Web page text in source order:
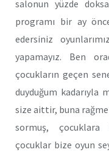
salonun yüzde
programı bir ay
edersiniz
yapamayız. Ben
çocukların geçen
duyduğum kadarıyla
size aittir, buna
sormuş, çocuklara
çocuklar bize oyun